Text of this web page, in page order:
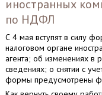
иностранных
по НДФЛ
С 4 мая вступят в силу
налоговом органе
агента; об изменениях в
сведениях; о снятии с
формы предусмотрены